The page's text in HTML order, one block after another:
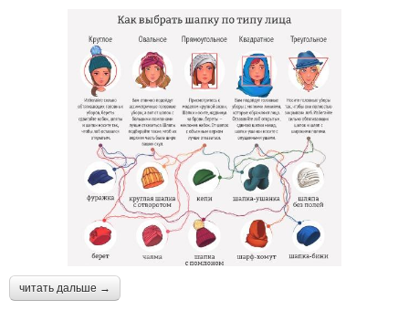
читать дальше →